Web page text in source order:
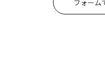
フォーム